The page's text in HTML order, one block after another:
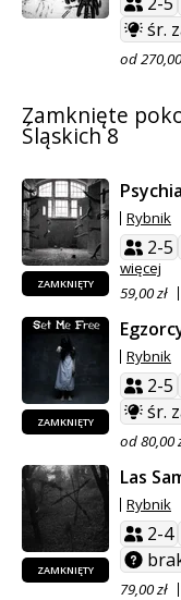
śr.
od
Zamknięte
Śląskich 8
ZAMKNIĘTY
Rybnik
2-5
więcej
59,00 zł
ZAMKNIĘTY
Rybnik
2-5
śr.
od 80,00
ZAMKNIĘTY
Las
Rybnik
2-4
79,00 zł